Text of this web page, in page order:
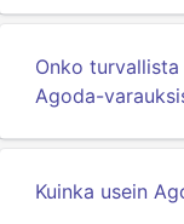
Onko
Agoda-
Kuinka usein